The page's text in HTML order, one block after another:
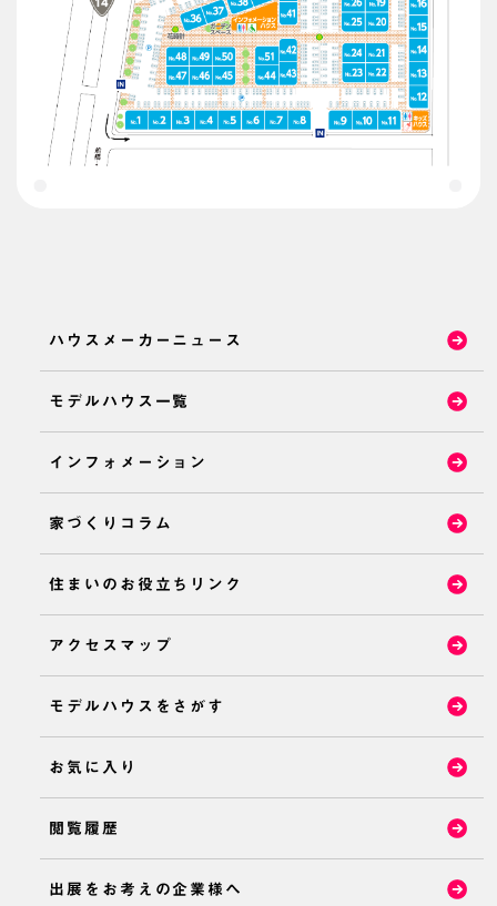
ハウスメーカーニュース
モデルハウス一覧
インフォメーション
家づくりコラム
住まいのお役立ちリンク
アクセスマップ
モデルハウスをさがす
お気に入り
閲覧履歴
出展をお考えの企業様へ